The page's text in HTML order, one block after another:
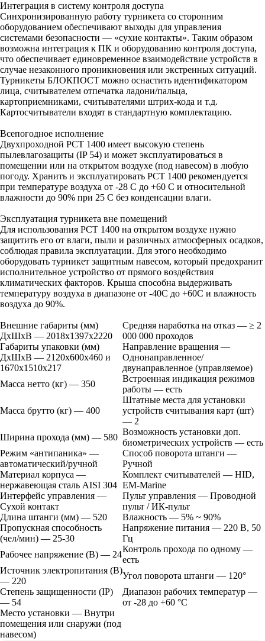
Интеграция в систему контроля доступа
Синхронизированную работу турникета со сторонним
оборудованием обеспечивают выходы для управления
системами безопасности — «сухие контакты». Таким образом
возможна интеграция к ПК и оборудованию контроля доступа,
что обеспечивает единовременное взаимодействие устройств в
случае незаконного проникновения или экстренных ситуаций.
Турникеты БЛОКПОСТ можно оснастить идентификатором
лица, считывателем отпечатка ладони/пальца,
картоприемниками, считывателями штрих-кода и т.д.
Картосчитыватели входят в стандартную комплектацию.
Всепогодное исполнение
Двухпроходной РСТ 1400 имеет высокую степень
пылевлагозащиты (IP 54) и может эксплуатироваться в
помещении или на открытом воздухе (под навесом) в любую
погоду. Хранить и эксплуатировать РСТ 1400 рекомендуется
при температуре воздуха от -28 С до +60 С и относительной
влажности до 90% при 25 С без конденсации влаги.
Эксплуатация турникета вне помещений
Для использования РСТ 1400 на открытом воздухе нужно
защитить его от влаги, пыли и различных атмосферных осадков,
соблюдая правила эксплуатации. Для этого необходимо
оборудовать турникет защитным навесом, который предохранит
исполнительное устройство от прямого воздействия
климатических факторов. Крыша способна выдерживать
температуру воздуха в диапазоне от -40С до +60С и влажность
воздуха до 90%.
Внешние габариты (мм)
ДхШхВ — 2018х1397х2220
Средняя наработка на отказ — ≥ 2
000 000 проходов
Габариты упаковки (мм)
ДхШхВ — 2120х600х460 и
1670х1510х217
Направление вращения —
Однонаправленное/
двунаправленное (управляемое)
Масса нетто (кг) — 350
Встроенная индикация режимов
работы — есть
Масса брутто (кг) — 400
Штатные места для установки
устройств считывания карт (шт)
— 2
Ширина прохода (мм) — 580
Возможность установки доп.
биометрических устройств — есть
Режим «антипаника» —
автоматический/ручной
Способ поворота штанги —
Ручной
Материал корпуса —
нержавеющая сталь AISI 304
Комплект считывателей — HID,
EМ-Marine
Интерфейс управления —
Сухой контакт
Пульт управления — Проводной
пульт / ИК-пульт
Длина штанги (мм) — 520
Влажность — 5% ~ 90%
Пропускная способность
(чел/мин) — 25-30
Напряжение питания — 220 В, 50
Гц
Рабочее напряжение (В) — 24
Контроль прохода по одному —
есть
Источник электропитания (В)
— 220
Угол поворота штанги — 120°
Степень защищенности (IP)
— 54
Диапазон рабочих температур —
от -28 до +60 °C
Место установки — Внутри
помещения или снаружи (под
навесом)